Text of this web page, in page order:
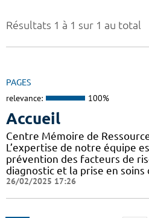
Résultats 1 à 1 sur 1 au total
PAGES
relevance: 100%
Accueil
Centre Mémoire de
L’expertise de notre équipe
prévention des facteurs de
diagnostic et la prise en soins
26/02/2025 17:26